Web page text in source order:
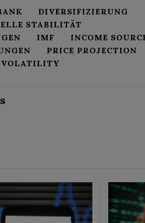
DIVERSIFIZIERUNG
STABILITÄT
IMF
INCOME
PRICE PROJECTION
VOLATILITY